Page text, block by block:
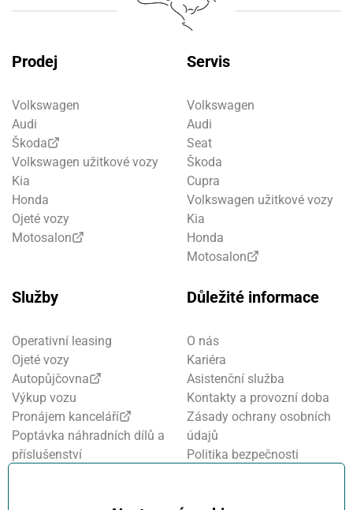
Prodej
Volkswagen
Audi
Škoda
Volkswagen užitkové vozy
Kia
Honda
Ojeté vozy
Motosalon
Servis
Volkswagen
Audi
Seat
Škoda
Cupra
Volkswagen užitkové vozy
Kia
Honda
Motosalon
Služby
Operativní leasing
Ojeté vozy
Autopůjčovna
Výkup vozu
Pronájem kanceláří
Poptávka náhradních dílů a
příslušenství
Důležité informace
O nás
Kariéra
Asistenční služba
Kontakty a provozní doba
Zásady ochrany osobních
údajů
Politika bezpečnosti